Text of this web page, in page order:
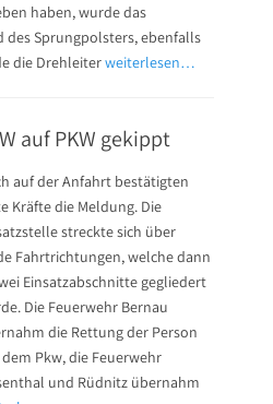
haben, wurde das
des Sprungpolsters, ebenfalls
die Drehleiterweiterlesen…
auf PKW gekippt
auf der Anfahrt bestätigten
Kräfte die Meldung. Die
streckte sich über
Fahrtrichtungen, welche dann
Einsatzabschnitte gegliedert
Die Feuerwehr Bernau
die Rettung der Person
Pkw, die Feuerwehr
und Rüdnitz übernahm